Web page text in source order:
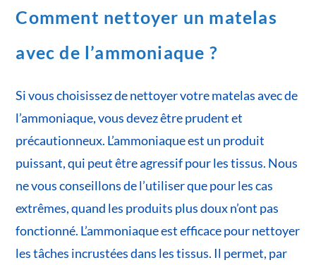
Comment nettoyer un matelas
avec de l’ammoniaque ?
Si vous choisissez de nettoyer votre matelas avec de
l’ammoniaque, vous devez être prudent et
précautionneux. L’ammoniaque est un produit
puissant, qui peut être agressif pour les tissus. Nous
ne vous conseillons de l’utiliser que pour les cas
extrêmes, quand les produits plus doux n’ont pas
fonctionné. L’ammoniaque est efficace pour nettoyer
les tâches incrustées dans les tissus. Il permet, par